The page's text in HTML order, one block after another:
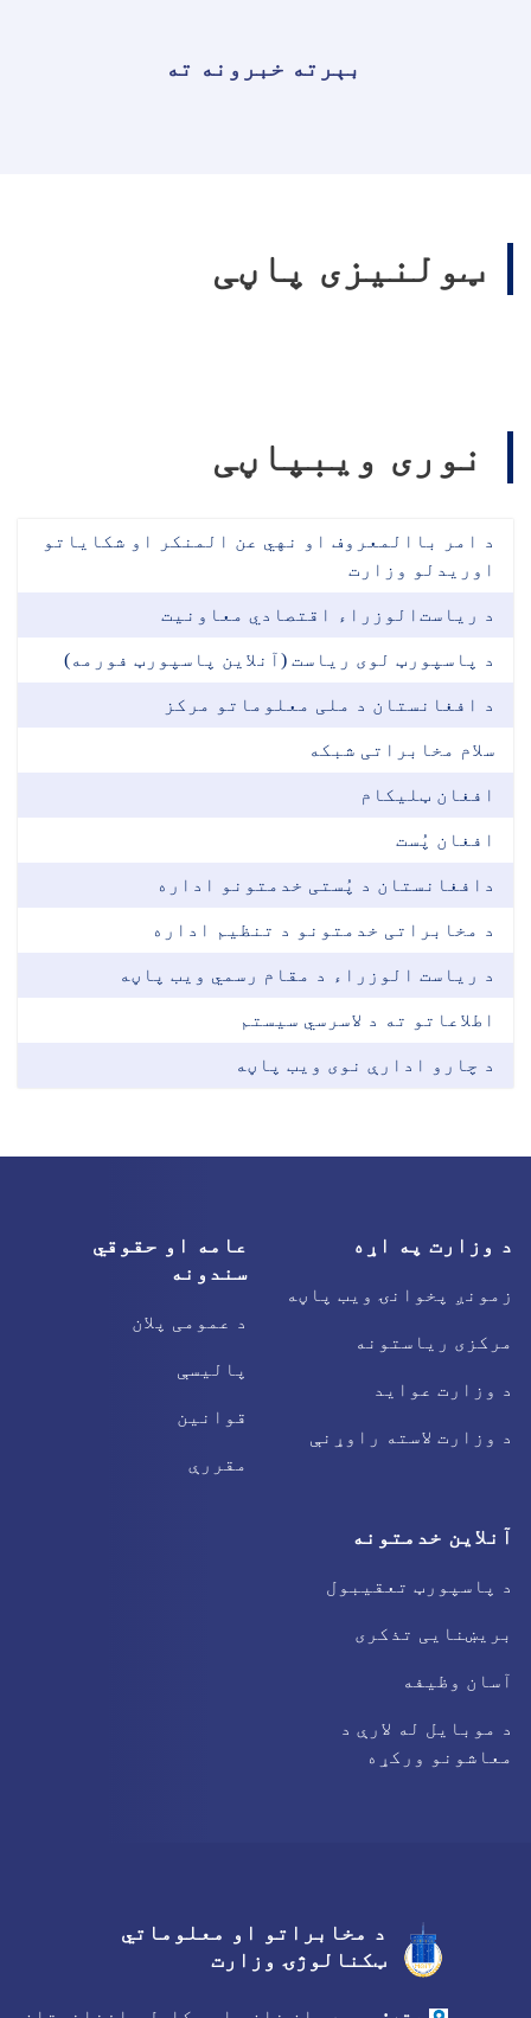
بېرته خبرونه ته
ټولنیزی پاڼی
نوری ویبپاڼی
د امر باالمعروف او نهي عن المنکر او شکایاتو
اوریدلو وزارت
د ریاست‌الوزراء اقتصادي معاونیت
د پاسپورټ لوی ریاست (آنلاین پاسپورټ فورمه)
د افغانستان د ملی معلوماتو مرکز
سلام مخابراتی شبکه
افغان ټلیکام
افغان پُست
دافغانستان د پُستی خدمتونو اداره
د مخابراتی خدمتونو د تنظیم اداره
د ریاست الوزراء د مقام رسمي ویب پاڼه
اطلاعاتو ته د لاسرسي سیستم
د چارو ادارې نوی ویب پاڼه
د وزارت په اړه
زمونږ پخوانۍ ویب پاڼه
مرکزی ریاستونه
د وزارت عواید
د وزارت لاسته راوړنې
عامه او حقوقي
سندونه
د عمومی پلان
پالیسې
قوانین
مقررې
آنلاین خدمتونه
د پاسپورټ تعقیبول
بریښنایی تذکری
آسان وظیفه
د موبایل له لارې د
معاشونو ورکړه
د مخابراتو او معلوماتي
ټکنالوژۍ وزارت